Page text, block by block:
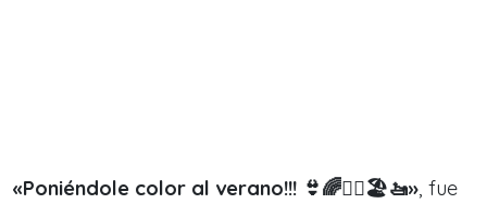
«Poniéndole color al verano!!! 👙🌈🚣‍♂️🏖🚤», fue